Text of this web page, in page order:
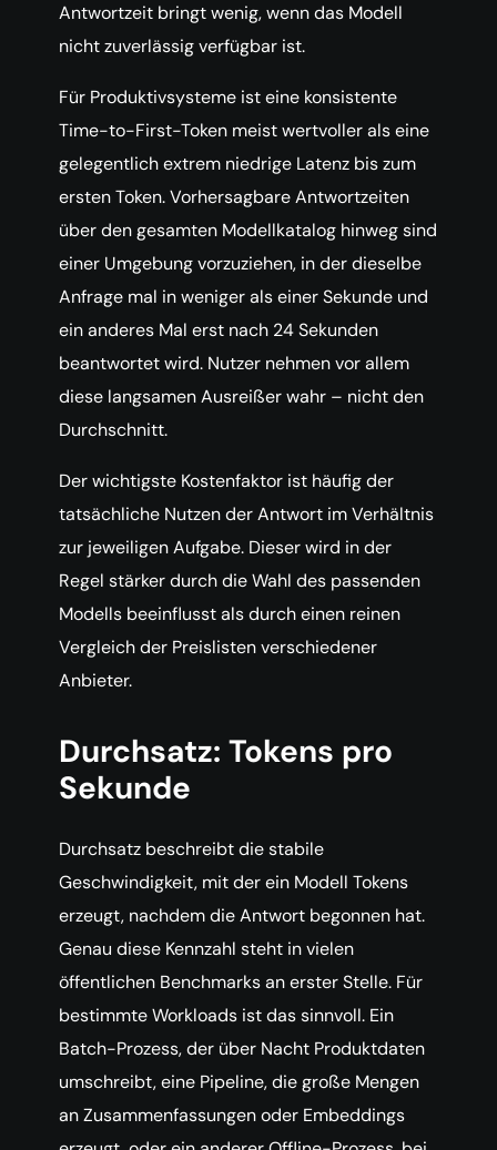
Antwortzeit bringt wenig, wenn das Modell
nicht zuverlässig verfügbar ist.
Für Produktivsysteme ist eine konsistente
Time-to-First-Token meist wertvoller als eine
gelegentlich extrem niedrige Latenz bis zum
ersten Token. Vorhersagbare Antwortzeiten
über den gesamten Modellkatalog hinweg sind
einer Umgebung vorzuziehen, in der dieselbe
Anfrage mal in weniger als einer Sekunde und
ein anderes Mal erst nach 24 Sekunden
beantwortet wird. Nutzer nehmen vor allem
diese langsamen Ausreißer wahr – nicht den
Durchschnitt.
Der wichtigste Kostenfaktor ist häufig der
tatsächliche Nutzen der Antwort im Verhältnis
zur jeweiligen Aufgabe. Dieser wird in der
Regel stärker durch die Wahl des passenden
Modells beeinflusst als durch einen reinen
Vergleich der Preislisten verschiedener
Anbieter.
Durchsatz: Tokens pro
Sekunde
Durchsatz beschreibt die stabile
Geschwindigkeit, mit der ein Modell Tokens
erzeugt, nachdem die Antwort begonnen hat.
Genau diese Kennzahl steht in vielen
öffentlichen Benchmarks an erster Stelle. Für
bestimmte Workloads ist das sinnvoll. Ein
Batch-Prozess, der über Nacht Produktdaten
umschreibt, eine Pipeline, die große Mengen
an Zusammenfassungen oder Embeddings